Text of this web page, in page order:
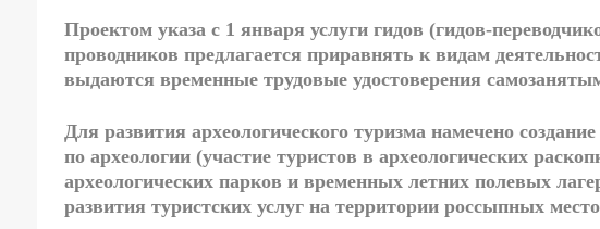
Проектом указа с 1 января услуги гидов (гидов-
проводников предлагается приравнять к видам
выдаются временные трудовые удостоверения
Для развития археологического туризма намечено
по археологии (участие туристов в археологических
археологических парков и временных летних полевых
развития туристских услуг на территории россыпных